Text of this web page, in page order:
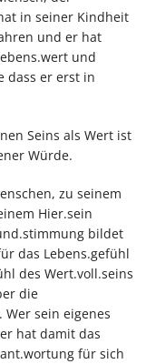
in seiner Kindheit
und er hat
und
dass er erst in
Seins als Wert ist
Würde.
zu seinem
Hier.sein
bildet
das Lebens.gefühl
des Wert.voll.seins
die
sein eigenes
hat damit das
für sich